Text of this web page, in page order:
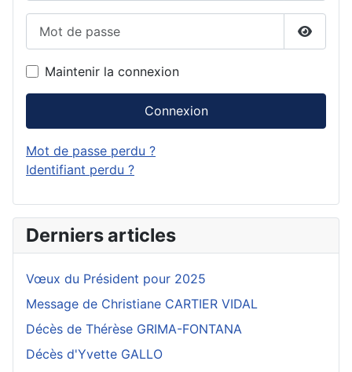
Maintenir la connexion
Connexion
Mot de passe perdu ?
Identifiant perdu ?
Derniers articles
Vœux du Président pour 2025
Message de Christiane CARTIER VIDAL
Décès de Thérèse GRIMA-FONTANA
Décès d'Yvette GALLO